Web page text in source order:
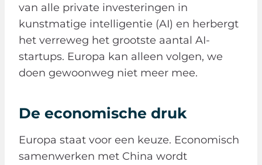
van alle private investeringen in
kunstmatige intelligentie (AI) en herbergt
het verreweg het grootste aantal AI-
startups. Europa kan alleen volgen, we
doen gewoonweg niet meer mee.
De economische druk
Europa staat voor een keuze. Economisch
samenwerken met China wordt